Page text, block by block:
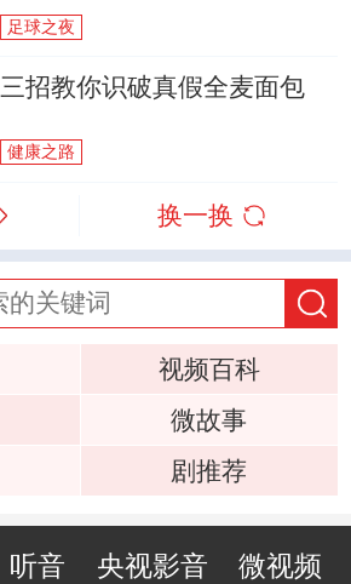
足球之夜
三招教你识破真假全麦面包
健康之路
换一换
视频百科
微故事
剧推荐
听音 央视影音 微视频